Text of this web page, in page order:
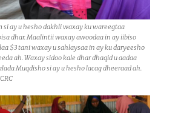
si ay u hesho dakhli waxay ku wareegtaa
dhar. Maalintii waxay awoodaa in ay iibiso
$3 tani waxay u sahlaysaa in ay ku daryeesho
ah. Waxay sidoo kale dhar dhaqid u aadaa
Muqdisho si ay u hesho lacag dheeraad ah.